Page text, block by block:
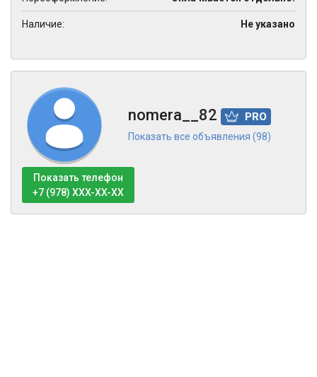
Наличие: Не указано
nomera__82 PRO
Показать все объявления (98)
Показать телефон
+7 (978) XXX-XX-XX